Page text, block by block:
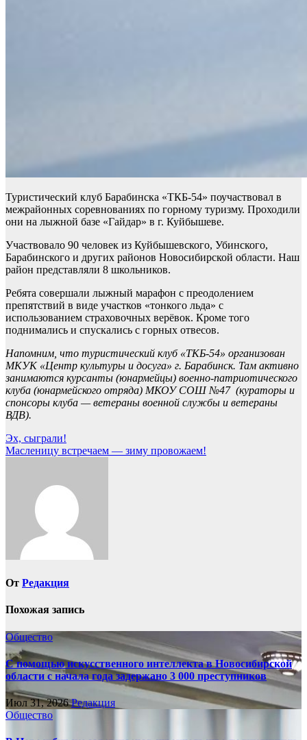
Туристический клуб Барабинска «ТКБ-54» поучаствовал в
межрайонных соревнованиях по горному туризму. Проходили
они на лыжной базе «Гайдар» в г. Куйбышеве.
Участвовало 90 человек из Куйбышевского, Убинского,
Барабинского и других районов Новосибирской области. Наш
район представляли 8 школьников.
Ребята совершали лыжный марафон с преодолением
препятствий в виде участков «тонкого льда» с
использованием страховочных верёвок. Кроме того
поднимались и спускались с горных отвесов.
Напомним, что туристический клуб «ТКБ-54» организован
МКУК «Центр культуры и досуга» г. Барабинск. Там активно
занимаются курсанты (юнармейцы) военно-патриотического
клуба (юнармейского отряда) МКОУ СОШ №47 (кураторы и
спонсоры клуба — ветераны военной службы и ветераны
ВДВ).
Навигация
по
Эх, сыграли!
Масленицу встречаем — зиму провожаем!
От Редакция
Похожая запись
Общество
С помощью искусственного интеллекта в Новосибирской
области с начала года задержано 3 000 преступников
Июл 31, 2026Редакция
Общество